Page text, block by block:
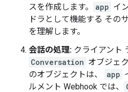
スを作成します。
app イ
ドラとして機能する その
を理解します。
会話の処理: クライアント
Conversation オブジェ
のオブジェクトは、
app
ルメント Webhook では、